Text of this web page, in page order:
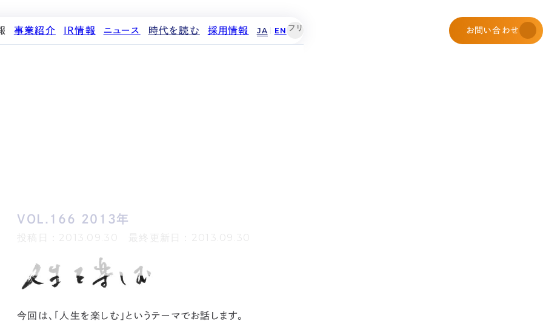
事業紹介 IR情報
よくある質問・用語集
IRメール登録
ニュース 時代を読む 採用情報 JA EN お問い合わせ
VOL.166 2013年
投稿日：2013.09.30 最終更新日：2013.09.30
今回は、「人生を楽しむ」というテーマでお話します。